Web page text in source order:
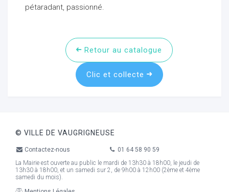
pétaradant, passionné.
Retour au catalogue
Clic et collecte
© VILLE DE VAUGRIGNEUSE
Contactez-nous
01 64 58 90 59
La Mairie est ouverte au public le mardi de 13h30 à 18h00, le jeudi de
13h30 à 18h00, et un samedi sur 2, de 9h00 à 12h00 (2ème et 4ème
samedi du mois).